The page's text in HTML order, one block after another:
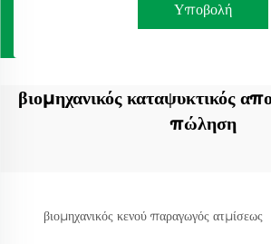
Υποβολή
βιομηχανικός καταψυκτικός
πώληση
βιομηχανικός κενού παραγωγός ατμίσεως